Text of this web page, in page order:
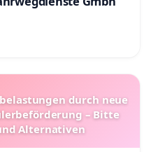
durch neue
– Bitte
Alternativen